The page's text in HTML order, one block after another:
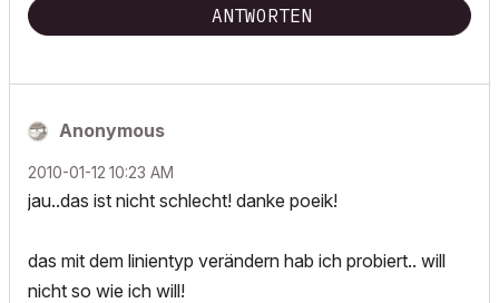
ANTWORTEN
Anonymous
‎2010-01-12 10:23 AM
jau..das ist nicht schlecht! danke poeik!
das mit dem linientyp verändern hab ich probiert.. will
nicht so wie ich will!